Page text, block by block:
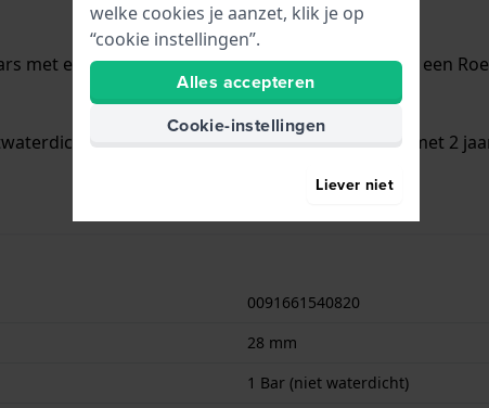
met een diameter van 28 mm en is voorzien van een
is.. Verder wordt het horloge geleverd met 2
0091661540820
28 mm
1 Bar (niet waterdicht)
welke cookies je aanzet, klik je op
“cookie instellingen”.
Alles accepteren
Cookie-instellingen
Liever niet